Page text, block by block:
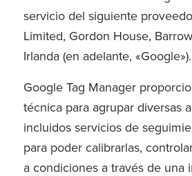
servicio del siguiente
Limited, Gordon House,
Irlanda (en adelante, «Google»).
Google Tag Manager
técnica para agrupar diversas
incluidos servicios de
para poder calibrarlas,
a condiciones a través de una